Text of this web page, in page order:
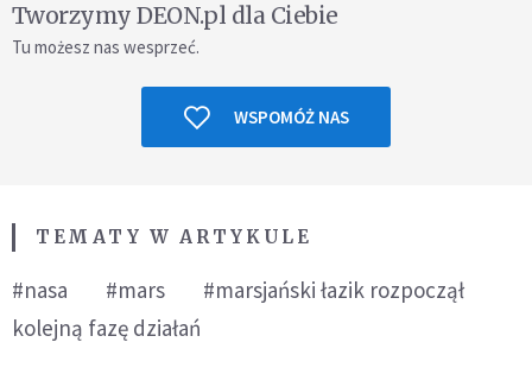
Tworzymy DEON.pl dla Ciebie
Tu możesz nas wesprzeć.
WSPOMÓŻ NAS
TEMATY W ARTYKULE
#nasa #mars
#marsjański łazik rozpoczął
kolejną fazę działań